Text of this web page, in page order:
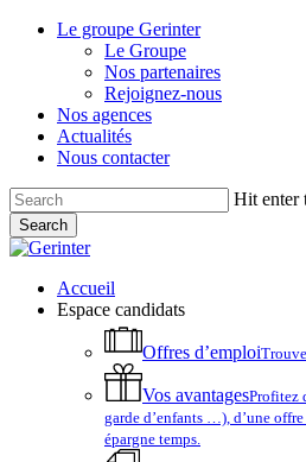
Skip
Le groupe Gerinter
Le Groupe
Nos partenaires
Rejoignez-nous
Nos agences
Actualités
Nous contacter
Hit enter
Search
Close
account
Menu
Accueil
Espace candidats
Offres d’emploi
Vos avantagesProfitez
garde d’enfants …), d’une
épargne temps.